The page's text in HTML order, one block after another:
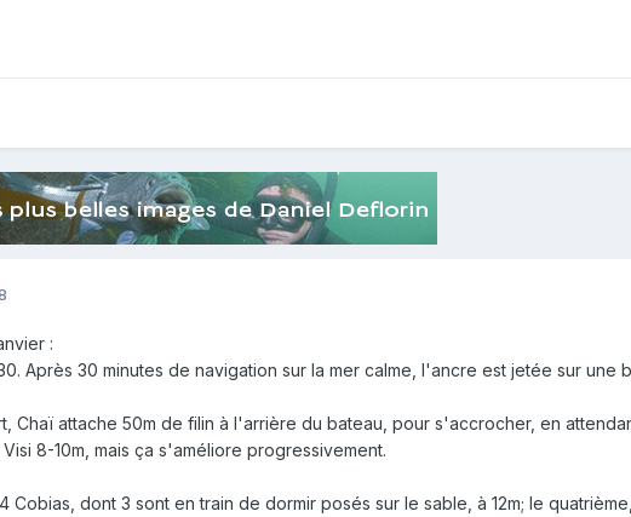
:
Après 30 minutes de navigation sur la mer calme, l'ancre est jetée sur une
Chaï attache 50m de filin à l'arrière du bateau, pour s'accrocher, en
8-10m, mais ça s'améliore progressivement.
Cobias, dont 3 sont en train de dormir posés sur le sable, à 12m; le